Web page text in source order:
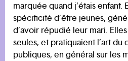
marquée quand j’étais enfant.
spécificité d’être jeunes,
d’avoir répudié leur mari.
seules, et pratiquaient l’art du
publiques, en général sur les